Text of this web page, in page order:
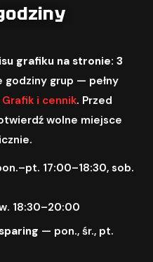
grafiku na stronie: 3
godziny grup — pełny
Grafik i cennik. Przed
wolne miejsce
17:00–18:30, sob.
18:30–20:00
— pon., śr., pt.